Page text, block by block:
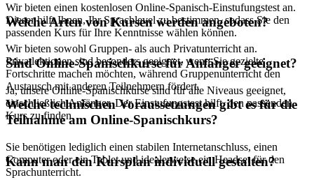
Wir bieten einen kostenlosen Online-Spanisch-Einstufungstest an.
Dieser hilft Ihnen, Ihr Sprachlevel zu bestimmen, sodass Sie den
passenden Kurs für Ihre Kenntnisse wählen können.
Welche Arten von Kursen werden angeboten?
Wir bieten sowohl Gruppen- als auch Privatunterricht an.
Privatlektionen sind besonders geeignet, wenn Sie gezielte
Fortschritte machen möchten, während Gruppenunterricht den
Austausch mit anderen Teilnehmern fördert.
Sind Online-Spanischkurse für Anfänger geeignet?
Ja, unsere Online-Spanischkurse sind für alle Niveaus geeignet,
einschließlich Anfänger. Der Einstufungstest hilft, den passenden
Kurs zu finden.
Welche technischen Voraussetzungen gibt es für die
Teilnahme am Online-Spanischkurs?
Sie benötigen lediglich einen stabilen Internetanschluss, einen
Computer oder ein Tablet und idealerweise ein Headset für den
Sprachunterricht.
Kann man den Kursplan individuell gestalten?